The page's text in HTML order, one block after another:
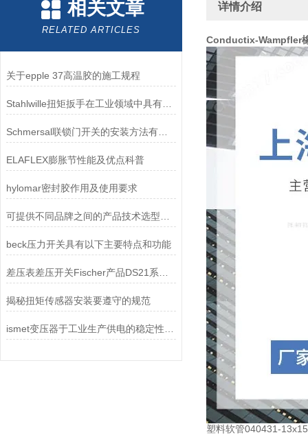
相关文章
RELATED ARTICLES
关于epple 37高温胶的施工规程
Stahlwille扭矩扳手在工业领域中具有重要的作用
Schmersal联锁门开关的安装方法有哪些？
ELAFLEX膨胀节性能及优点科普
hylomar密封胶作用及使用要求
beck压力开关具有以下主要特点和功能
揭秘扭矩传感器安装要遵守的规范
详情介绍
Conductix-Wampfler
塑料软管040431-